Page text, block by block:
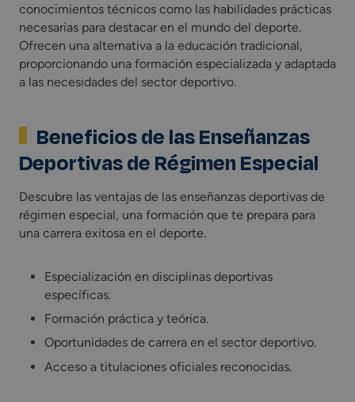
conocimientos técnicos como las habilidades prácticas
necesarias para destacar en el mundo del deporte.
Ofrecen una alternativa a la educación tradicional,
proporcionando una formación especializada y adaptada
a las necesidades del sector deportivo.
Beneficios de las Enseñanzas
Deportivas de Régimen Especial
Descubre las ventajas de las enseñanzas deportivas de
régimen especial, una formación que te prepara para
una carrera exitosa en el deporte.
Especialización en disciplinas deportivas
específicas.
Formación práctica y teórica.
Oportunidades de carrera en el sector deportivo.
Acceso a titulaciones oficiales reconocidas.